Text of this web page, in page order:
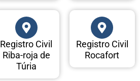
Registro Civil
Riba-roja de
Túria
Registro Civil
Rocafort